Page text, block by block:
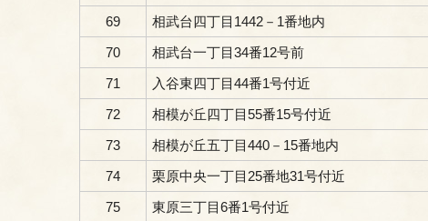
69
相武台四丁目1442－1番地内
70
相武台一丁目34番12号前
71
入谷東四丁目44番1号付近
72
相模が丘四丁目55番15号付近
73
相模が丘五丁目440－15番地内
74
栗原中央一丁目25番地31号付近
75
東原三丁目6番1号付近